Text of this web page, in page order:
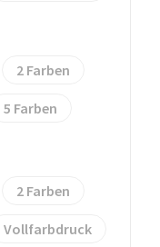
2
5
2
Vollfarbdruck